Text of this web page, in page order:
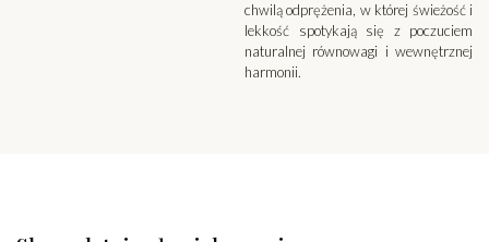
chwilą odprężenia, w której świeżość i
lekkość spotykają się z poczuciem
naturalnej równowagi i wewnętrznej
harmonii.